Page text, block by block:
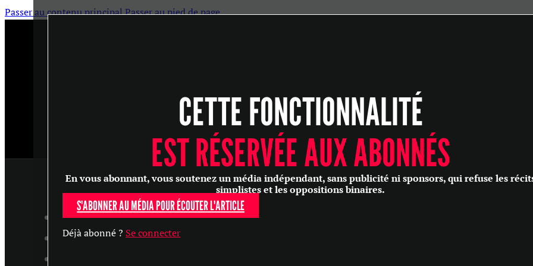
Passer au contenu principalPasser au pied de page
SANTÉ
PHILOSOPHIE
CULTURE
SOCIÉTÉ
ARTICLES
MASTERCLASS
CETTE FONCTIONNALITÉ
EST RÉSERVÉE AUX ABONNÉS
En vous abonnant, vous soutenez un média indépendant, sans publicité ni sponsors, qui refuse les
simplistes et les oppositions binaires.
S'ABONNER AU MÉDIA POUR ÉCOUTER L'ARTICLE
Déjà abonné ? Se connecter